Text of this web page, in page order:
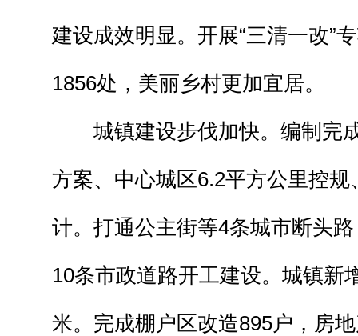
建设成效明显。开展“三清一改”
1856处，美丽乡村更加宜居。
城镇建设步伐加快。编制完
方案、中心城区6.2平方公里控
计。打通公主街等4条城市断头
10条市政道路开工建设。城镇新
米。完成棚户区改造895户，房